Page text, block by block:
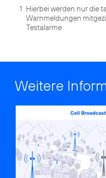
1 Hierbei werden nur die
Warnmeldungen
Testalarme
Weitere